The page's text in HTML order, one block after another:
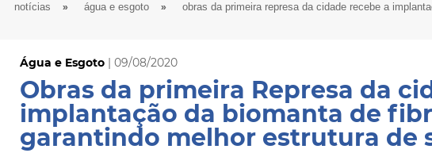
notícias » água e esgoto »
obras da primeira represa da cidade recebe a
Água e Esgoto | 09/08/2020
Obras da primeira Represa da
implantação da biomanta de
garantindo melhor estrutura de